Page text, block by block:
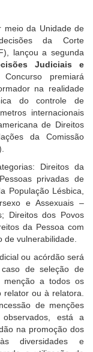
meio da Unidade de
da Corte
lançou a segunda
Judiciais e
premiará
na realidade
do controle de
internacionais
de Direitos
da Comissão
Direitos da
privadas de
População Lésbica,
e Assexuais –
Direitos dos Povos
da Pessoa com
de vulnerabilidade.
ou acórdão será
de seleção de
menção a todos os
relator ou à relatora.
de menções
está a
na promoção dos
diversidades e